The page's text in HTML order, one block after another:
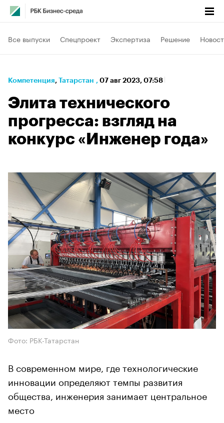
Все выпуски Спецпроект Экспертиза Решение
Компетенция⁠, Татарстан , 07 авг 2023, 07:58
Элита технического
прогресса: взгляд на
конкурс «Инженер года»
Фото: РБК-Татарстан
В современном мире, где технологические
инновации определяют темпы развития
общества, инженерия занимает центральное
место